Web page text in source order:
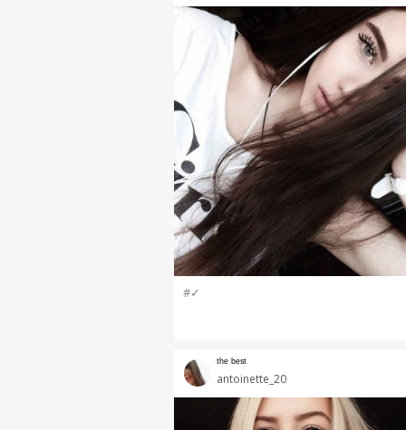
#✓
antoinette_20
ᵗʰᵉ ᵇᵉˢᵗ